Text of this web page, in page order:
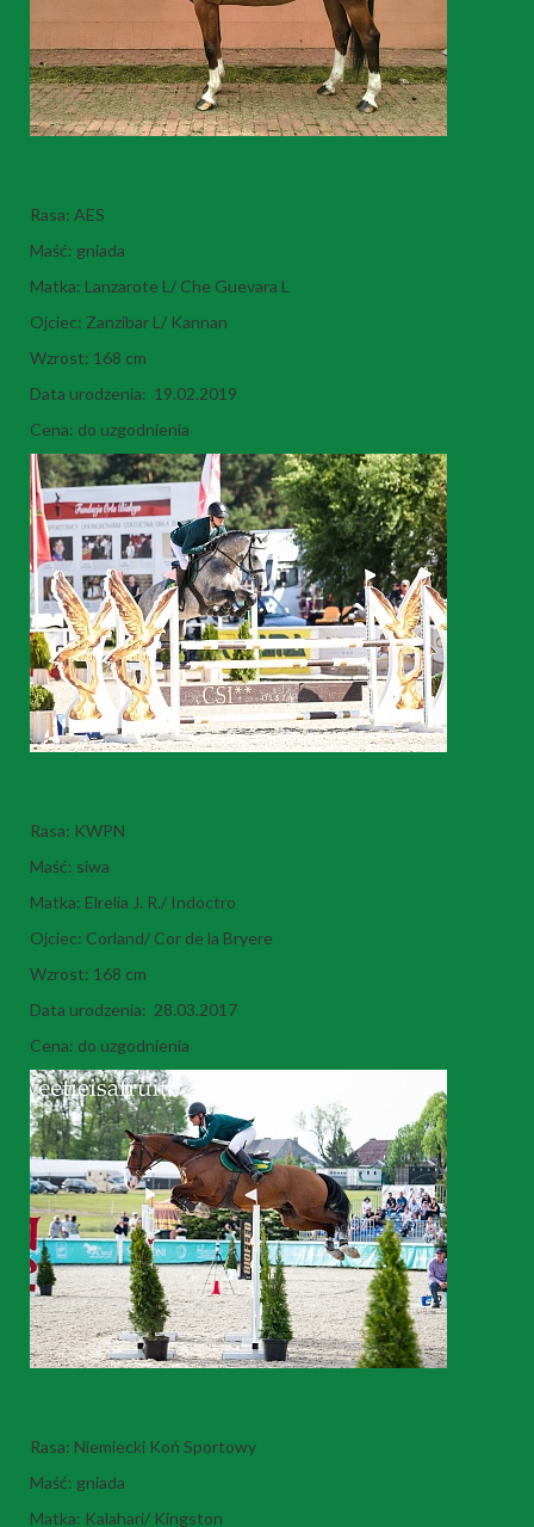
Rasa: AES
Maść: gniada
Matka: Lanzarote L/ Che Guevara L
Ojciec: Zanzibar L/ Kannan
Wzrost: 168 cm
Data urodzenia: 19.02.2019
Cena: do uzgodnienia
Rasa: KWPN
Maść: siwa
Matka: Elrelia J. R./ Indoctro
Ojciec: Corland/ Cor de la Bryere
Wzrost: 168 cm
Data urodzenia: 28.03.2017
Cena: do uzgodnienia
Rasa: Niemiecki Koń Sportowy
Maść: gniada
Matka: Kalahari/ Kingston